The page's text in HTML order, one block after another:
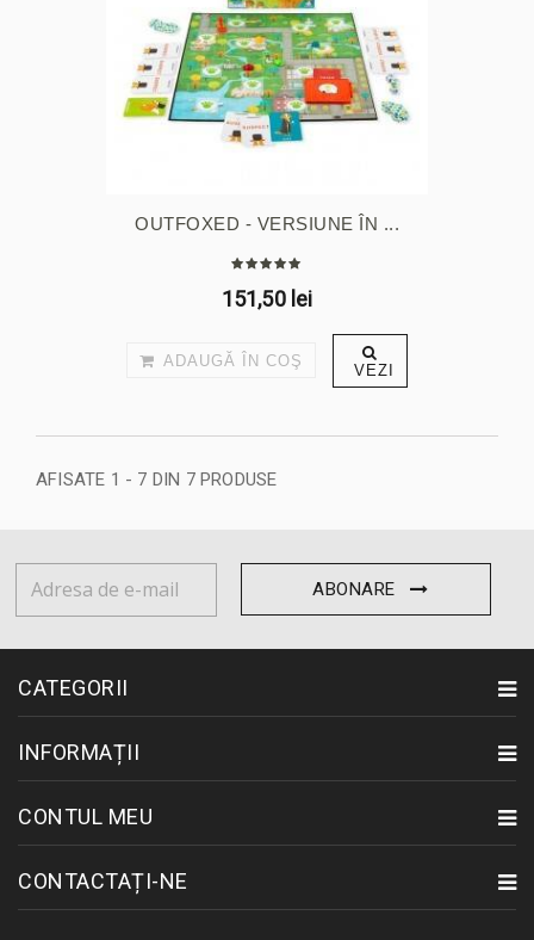
OUTFOXED - VERSIUNE ÎN ...
151,50 lei
ADAUGĂ ÎN COŞ VEZI
AFISATE 1 - 7 DIN 7 PRODUSE
ABONARE
CATEGORII
INFORMAȚII
CONTUL MEU
CONTACTAȚI-NE